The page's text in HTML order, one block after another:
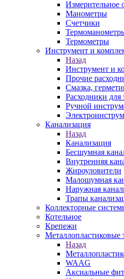
Измерительное
Манометры
Счетчики
Термометры
Инструмент и
Назад
Инструмент и
Прочие
Смазка,
Расходники для
Ручной
Канализация
Назад
Канализация
Бесшумная
Внутренняя
Жироуловители
Малошумная
Наружная
Трапы
Коллекторные
Котельное
Крепежи
Назад
WAAG
Аксиальные